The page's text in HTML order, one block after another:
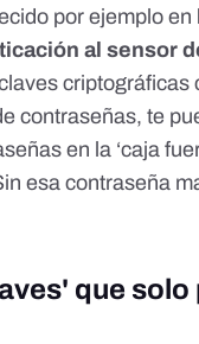
por ejemplo en
al sensor
criptográficas
contraseñas, te
en la ‘caja
esa contraseña
que solo